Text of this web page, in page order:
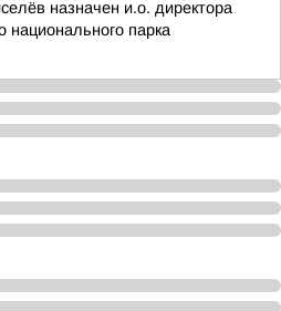
назначен и.о. директора
национального парка